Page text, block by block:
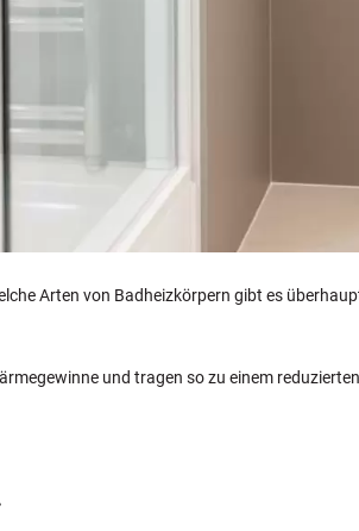
Arten von Badheizkörpern gibt es
und tragen so zu einem